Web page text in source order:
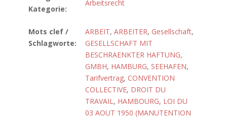
Kategorie:
Arbeitsrecht
Mots clef /
Schlagworte:
ARBEIT, ARBEITER, Gesellschaft,
GESELLSCHAFT MIT
BESCHRAENKTER HAFTUNG,
GMBH, HAMBURG, SEEHAFEN,
Tarifvertrag, CONVENTION
COLLECTIVE, DROIT DU
TRAVAIL, HAMBOURG, LOI DU
03 AOUT 1950 (MANUTENTION